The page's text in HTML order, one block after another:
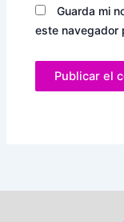
Guarda mi
este navegador